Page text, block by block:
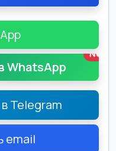
WhatsApp
New
Telegram
email